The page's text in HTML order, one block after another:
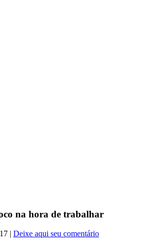
na hora de trabalhar
| Deixe aqui seu comentário